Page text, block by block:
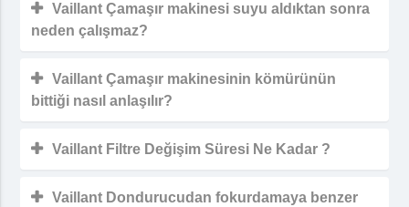
Vaillant Çamaşır makinesi suyu aldıktan sonra
neden çalışmaz?
Vaillant Çamaşır makinesinin kömürünün
bittiği nasıl anlaşılır?
Vaillant Filtre Değişim Süresi Ne Kadar ?
Vaillant Dondurucudan fokurdamaya benzer